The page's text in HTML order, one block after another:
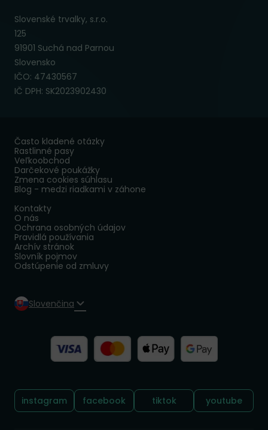
Slovenské trvalky, s.r.o.
125
91901 Suchá nad Parnou
Slovensko
IČO: 47430567
IČ DPH: SK2023902430
Často kladené otázky
Rastlinné pasy
Veľkoobchod
Darčekové poukážky
Zmena cookies súhlasu
Blog - medzi riadkami v záhone
Kontakty
O nás
Ochrana osobných údajov
Pravidlá používania
Archív stránok
Slovník pojmov
Odstúpenie od zmluvy
Slovenčina
Sledujte nás:
instagram facebook tiktok youtube